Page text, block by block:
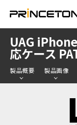
UAG
応ケース
製品概要 製品画像